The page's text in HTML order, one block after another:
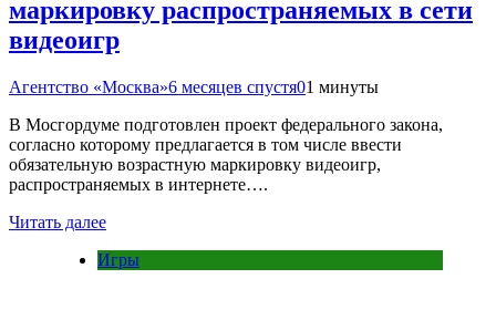
маркировку распространяемых в сети
видеоигр
Агентство «Москва»6 месяцев спустя01 минуты
В Мосгордуме подготовлен проект федерального закона,
согласно которому предлагается в том числе ввести
обязательную возрастную маркировку видеоигр,
распространяемых в интернете….
Читать далее
Игры